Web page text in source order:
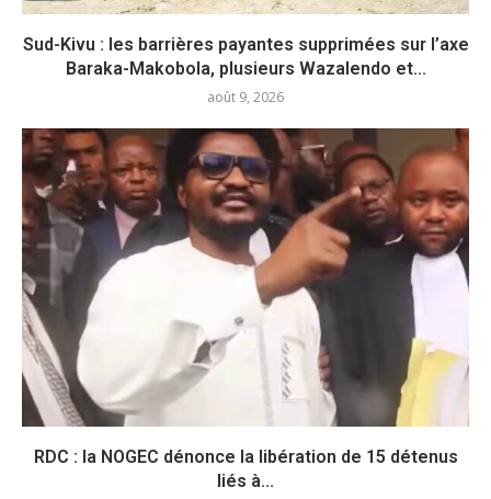
Sud-Kivu : les barrières payantes supprimées sur l’axe
Baraka-Makobola, plusieurs Wazalendo et...
août 9, 2026
RDC : la NOGEC dénonce la libération de 15 détenus
liés à...